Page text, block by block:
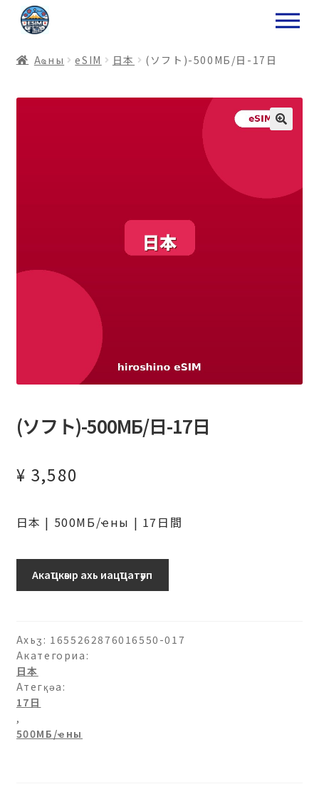
ナ
ビ
ー
ョ
コ
ン
ン
ス
Аҩны еSIM 日本 (ソフト)-500МБ/日-17日
(ソフト)-500МБ/日-17日
¥ 3,580
日本 | 500МБ/ҽны | 17日間
ト
バ
ン
ク)-500МБ/
日-17
日
ашәагаа
Акаҵкәыр ахь иацҵатәуп
Ахьӡ: 1655262876016550-017
Акатегориа:
日本
Атегқәа:
17日
,
500МБ/ҽны